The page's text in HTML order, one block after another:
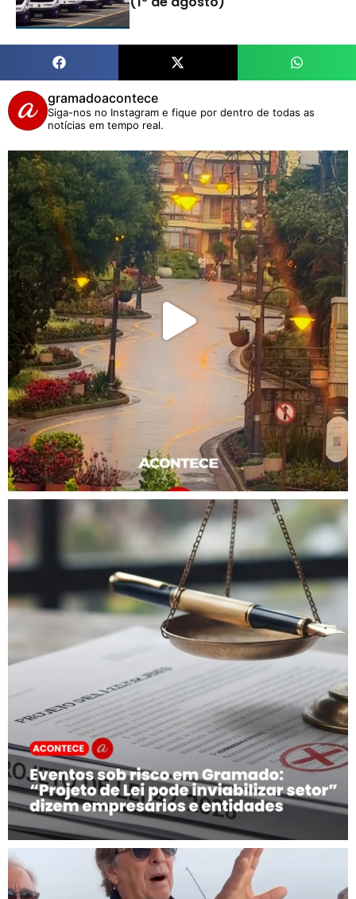
gramadoacontece
Siga-nos no Instagram e fique por dentro de todas as
notícias em tempo real.